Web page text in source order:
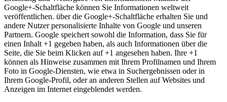
Google+-Schaltfläche können Sie Informationen weltweit
veröffentlichen. über die Google+-Schaltfläche erhalten Sie und
andere Nutzer personalisierte Inhalte von Google und unseren
Partnern. Google speichert sowohl die Information, dass Sie für
einen Inhalt +1 gegeben haben, als auch Informationen über die
Seite, die Sie beim Klicken auf +1 angesehen haben. Ihre +1
können als Hinweise zusammen mit Ihrem Profilnamen und Ihrem
Foto in Google-Diensten, wie etwa in Suchergebnissen oder in
Ihrem Google-Profil, oder an anderen Stellen auf Websites und
Anzeigen im Internet eingeblendet werden.